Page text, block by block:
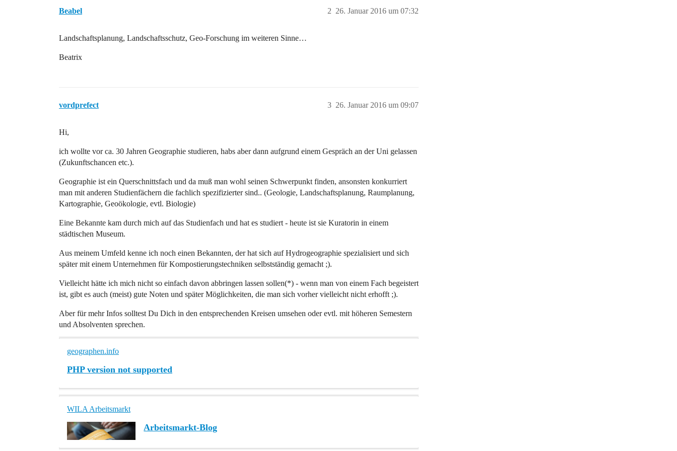
Beabel 26. Januar 2016 um 07:32
2
Landschaftsplanung, Landschaftsschutz, Geo-Forschung im weiteren Sinne…
Beatrix
vordprefect 26. Januar 2016 um 09:07
3
Hi,
ich wollte vor ca. 30 Jahren Geographie studieren, habs aber dann aufgrund einem Gespräch an der Uni gelassen
(Zukunftschancen etc.).
Geographie ist ein Querschnittsfach und da muß man wohl seinen Schwerpunkt finden, ansonsten konkurriert
man mit anderen Studienfächern die fachlich spezifizierter sind.. (Geologie, Landschaftsplanung, Raumplanung,
Kartographie, Geoökologie, evtl. Biologie)
Eine Bekannte kam durch mich auf das Studienfach und hat es studiert - heute ist sie Kuratorin in einem
städtischen Museum.
Aus meinem Umfeld kenne ich noch einen Bekannten, der hat sich auf Hydrogeographie spezialisiert und sich
später mit einem Unternehmen für Kompostierungstechniken selbstständig gemacht ;).
Vielleicht hätte ich mich nicht so einfach davon abbringen lassen sollen(*) - wenn man von einem Fach begeistert
ist, gibt es auch (meist) gute Noten und später Möglichkeiten, die man sich vorher vielleicht nicht erhofft ;).
Aber für mehr Infos solltest Du Dich in den entsprechenden Kreisen umsehen oder evtl. mit höheren Semestern
und Absolventen sprechen.
geographen.info
PHP version not supported
WILA Arbeitsmarkt
Arbeitsmarkt-Blog